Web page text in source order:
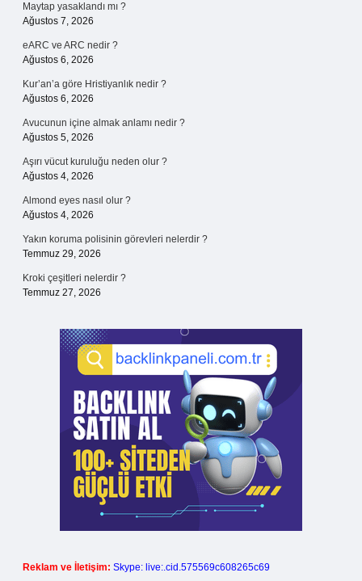
Maytap yasaklandı mı ?
Ağustos 7, 2026
eARC ve ARC nedir ?
Ağustos 6, 2026
Kur’an’a göre Hristiyanlık nedir ?
Ağustos 6, 2026
Avucunun içine almak anlamı nedir ?
Ağustos 5, 2026
Aşırı vücut kuruluğu neden olur ?
Ağustos 4, 2026
Almond eyes nasıl olur ?
Ağustos 4, 2026
Yakın koruma polisinin görevleri nelerdir ?
Temmuz 29, 2026
Kroki çeşitleri nelerdir ?
Temmuz 27, 2026
Reklam ve İletişim: Skype: live:.cid.575569c608265c69